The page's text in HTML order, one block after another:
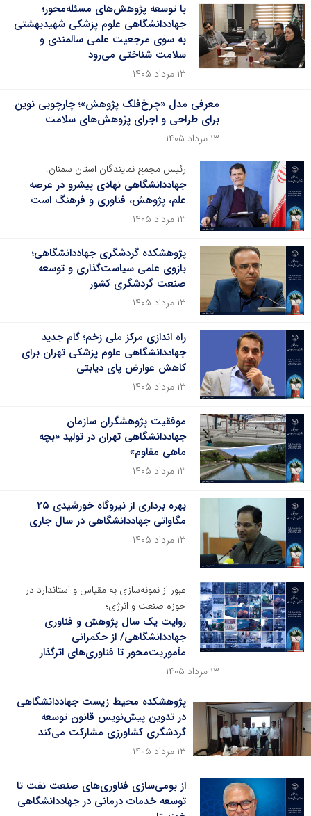
با توسعه پژوهش‌های مسئله‌محور؛
جهاددانشگاهی علوم پزشکی شهیدبهشتی
به سوی مرجعیت علمی سالمندی و
سلامت شناختی می‌رود
۱۳ مرداد ۱۴۰۵
معرفی مدل «چرخ‌فلک پژوهش»؛ چارچوبی نوین
برای طراحی و اجرای پژوهش‌های سلامت
۱۳ مرداد ۱۴۰۵
رئیس مجمع نمایندگان استان سمنان:
جهاددانشگاهی نهادی پیشرو در عرصه
علم، پژوهش، فناوری و فرهنگ است
۱۳ مرداد ۱۴۰۵
پژوهشکده گردشگری جهاددانشگاهی؛
بازوی علمی سیاست‌گذاری و توسعه
صنعت گردشگری کشور
۱۳ مرداد ۱۴۰۵
راه اندازی مرکز ملی زخم؛ گام جدید
جهاددانشگاهی علوم پزشکی تهران برای
کاهش عوارض پای دیابتی
۱۳ مرداد ۱۴۰۵
موفقیت پژوهشگران سازمان
جهاددانشگاهی تهران در تولید «بچه
ماهی مقاوم»
۱۳ مرداد ۱۴۰۵
بهره برداری از نیروگاه خورشیدی ۲۵
مگاواتی جهاددانشگاهی در سال جاری
۱۳ مرداد ۱۴۰۵
عبور از نمونه‌سازی به مقیاس و استاندارد در
حوزه صنعت و انرژی؛
روایت یک سال پژوهش و فناوری
جهاددانشگاهی/ از حکمرانی
مأموریت‌محور تا فناوری‌های اثرگذار
۱۳ مرداد ۱۴۰۵
پژوهشکده محیط زیست جهاددانشگاهی
در تدوین پیش‌نویس قانون توسعه
گردشگری کشاورزی مشارکت می‌کند
۱۳ مرداد ۱۴۰۵
از بومی‌سازی فناوری‌های صنعت نفت تا
توسعه خدمات درمانی در جهاددانشگاهی